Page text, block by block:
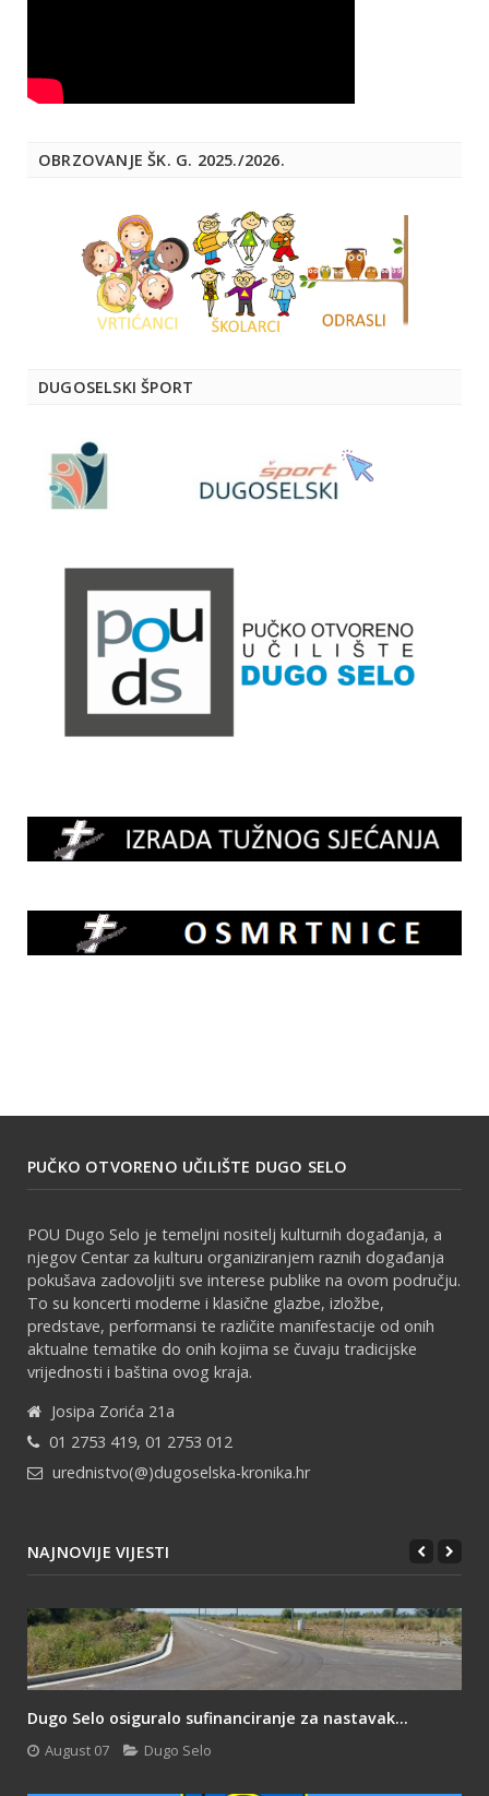
OBRZOVANJE ŠK. G. 2025./2026.
DUGOSELSKI ŠPORT
PUČKO OTVORENO UČILIŠTE DUGO SELO
POU Dugo Selo je temeljni nositelj kulturnih događanja, a
njegov Centar za kulturu organiziranjem raznih događanja
pokušava zadovoljiti sve interese publike na ovom području.
To su koncerti moderne i klasične glazbe, izložbe,
predstave, performansi te različite manifestacije od onih
aktualne tematike do onih kojima se čuvaju tradicijske
vrijednosti i baština ovog kraja.
Josipa Zorića 21a
01 2753 419, 01 2753 012
urednistvo(@)dugoselska-kronika.hr
NAJNOVIJE VIJESTI
Dugo Selo osiguralo sufinanciranje za nastavak...
August 07 Dugo Selo